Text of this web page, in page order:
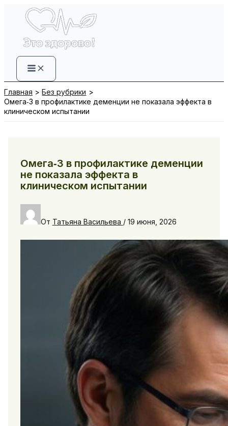
Перейти
содержимому
Главная
Без рубрики
Омега‑3 в профилактике деменции не показала эффекта в
клиническом испытании
Омега‑3 в профилактике деменции
не показала эффекта в
клиническом испытании
От Татьяна Васильева / 19 июня, 2026